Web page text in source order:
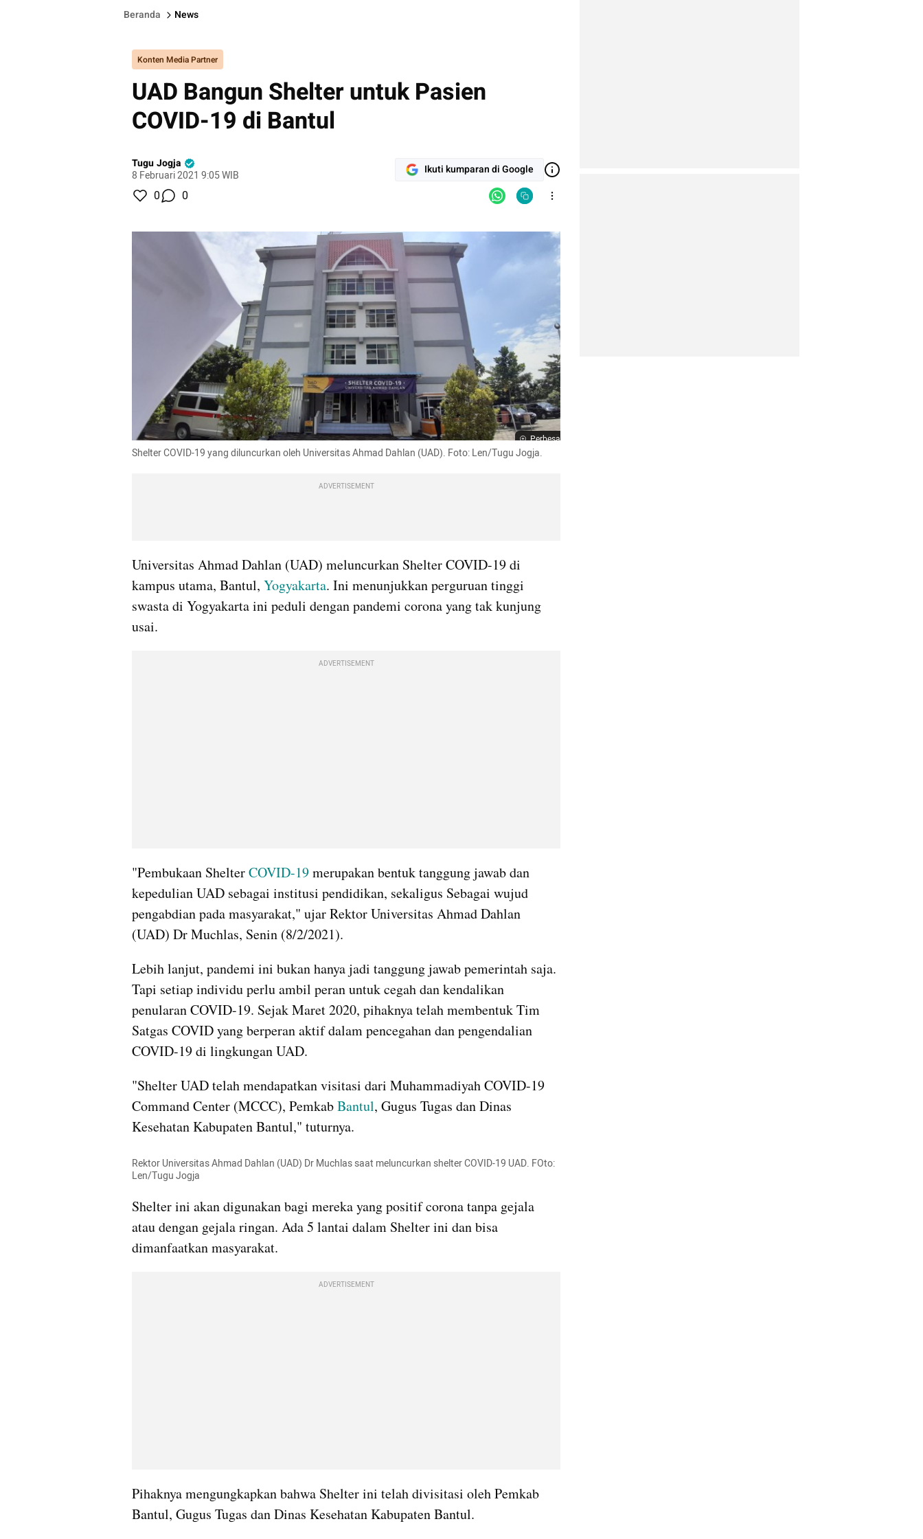
Beranda News
Konten Media Partner
UAD Bangun Shelter untuk Pasien
COVID-19 di Bantul
Tugu Jogja
8 Februari 2021 9:05 WIB
Ikuti kumparan di Google
0 0
Perbesar
Shelter COVID-19 yang diluncurkan oleh Universitas Ahmad Dahlan (UAD). Foto: Len/Tugu Jogja.
ADVERTISEMENT
Universitas Ahmad Dahlan (UAD) meluncurkan Shelter COVID-19 di
kampus utama, Bantul, Yogyakarta. Ini menunjukkan perguruan tinggi
swasta di Yogyakarta ini peduli dengan pandemi corona yang tak kunjung
usai.
ADVERTISEMENT
"Pembukaan Shelter COVID-19 merupakan bentuk tanggung jawab dan
kepedulian UAD sebagai institusi pendidikan, sekaligus Sebagai wujud
pengabdian pada masyarakat," ujar Rektor Universitas Ahmad Dahlan
(UAD) Dr Muchlas, Senin (8/2/2021).
Lebih lanjut, pandemi ini bukan hanya jadi tanggung jawab pemerintah saja.
Tapi setiap individu perlu ambil peran untuk cegah dan kendalikan
penularan COVID-19. Sejak Maret 2020, pihaknya telah membentuk Tim
Satgas COVID yang berperan aktif dalam pencegahan dan pengendalian
COVID-19 di lingkungan UAD.
"Shelter UAD telah mendapatkan visitasi dari Muhammadiyah COVID-19
Command Center (MCCC), Pemkab Bantul, Gugus Tugas dan Dinas
Kesehatan Kabupaten Bantul," tuturnya.
Rektor Universitas Ahmad Dahlan (UAD) Dr Muchlas saat meluncurkan shelter COVID-19 UAD. FOto:
Len/Tugu Jogja
Shelter ini akan digunakan bagi mereka yang positif corona tanpa gejala
atau dengan gejala ringan. Ada 5 lantai dalam Shelter ini dan bisa
dimanfaatkan masyarakat.
ADVERTISEMENT
Pihaknya mengungkapkan bahwa Shelter ini telah divisitasi oleh Pemkab
Bantul, Gugus Tugas dan Dinas Kesehatan Kabupaten Bantul.